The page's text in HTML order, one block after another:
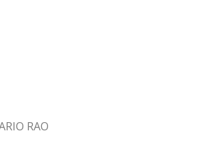
RAO